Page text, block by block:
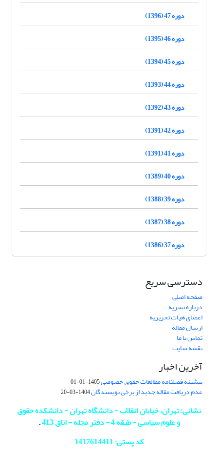
دوره 47 (1396)
دوره 46 (1395)
دوره 45 (1394)
دوره 44 (1393)
دوره 43 (1392)
دوره 42 (1391)
دوره 41 (1391)
دوره 40 (1389)
دوره 39 (1388)
دوره 38 (1387)
دوره 37 (1386)
دسترسی سریع
صفحه اصلی
درباره نشریه
اعضای هیات تحریریه
ارسال مقاله
تماس با ما
نقشه سایت
آخرین اخبار
پیشینه فصلنامه مطالعات حقوق خصوصی1405-01-01
عدم دریافت مقاله جدید از برخی نویسندگان1404-03-20
نشانی: تهران، خیابان انقلاب - دانشگاه تهران - دانشکده حقوق
و علوم سیاسی - طبقه 4 - دفتر مجله - اتاق 413
.
کد پستی: 1417614411